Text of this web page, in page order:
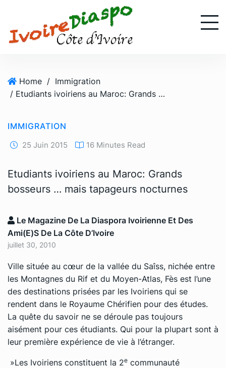
Home / Immigration
/ Etudiants ivoiriens au Maroc: Grands bosseurs … mais tapageurs nocturnes
IMMIGRATION
25 Juin 2015 16 Minutes Read
Etudiants ivoiriens au Maroc: Grands
bosseurs … mais tapageurs nocturnes
Le Magazine De La Diaspora Ivoirienne Et Des
Ami(e)s De La Côte D’Ivoire
juillet 30, 2010
Ville située au cœur de la vallée du Saîss, nichée entre
les Montagnes du Rif et du Moyen-Atlas, Fès est l’une
des destinations prisées par les Ivoiriens qui se
rendent dans le Royaume Chérifien pour des études.
La quête du savoir ne se déroule pas toujours
aisément pour ces étudiants. Qui pour la plupart sont à
leur première expérience de vie à l’étranger.
»Les Ivoiriens constituent la 2e communauté